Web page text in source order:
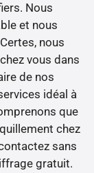
Nous
et nous
nous
vous dans
de nos
idéal à
que
chez
sans
gratuit.